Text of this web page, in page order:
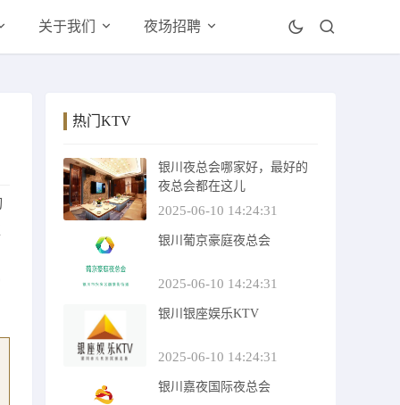
关于我们 夜场招聘
热门KTV
银川夜总会哪家好，最好的
夜总会都在这儿
2025-06-10 14:24:31
银川葡京豪庭夜总会
2025-06-10 14:24:31
银川银座娱乐KTV
2025-06-10 14:24:31
银川嘉夜国际夜总会